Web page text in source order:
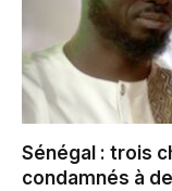
Sénégal : trois
condamnés à